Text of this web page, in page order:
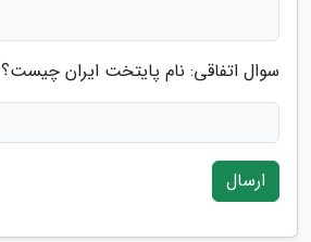
سوال اتفاقی: نام پایتخت ایران چیست؟
ارسال